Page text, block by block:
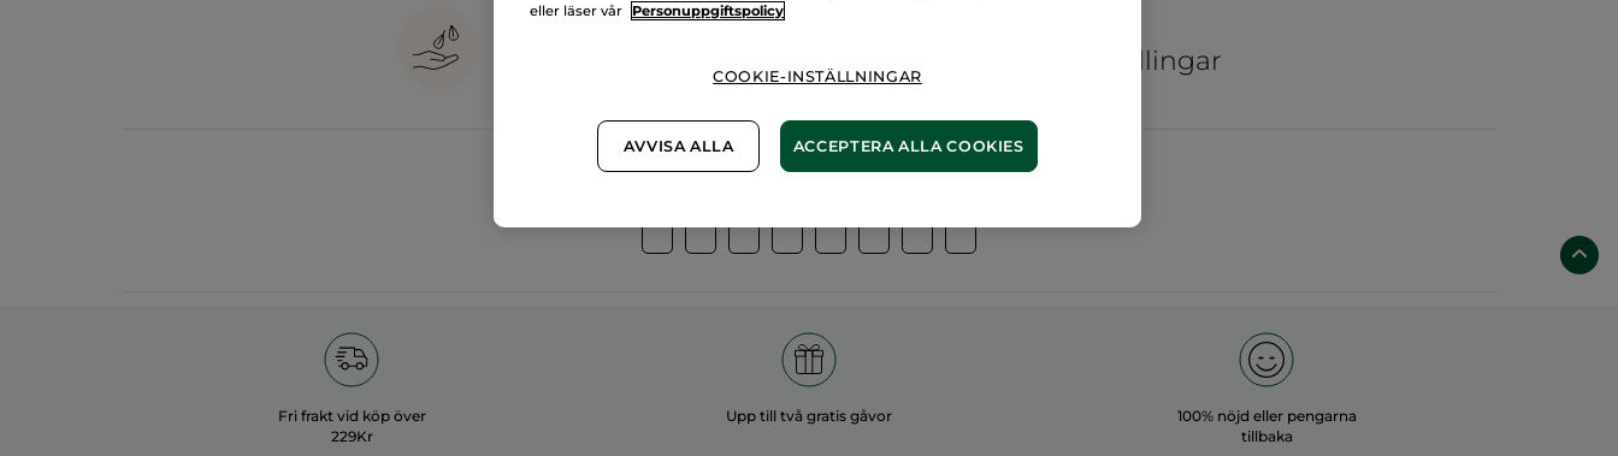
vegetabiliska
ekologiska odlingar
Övriga kategorier
Fri frakt vid köp över
229Kr
Upp till två gratis gåvor
100% nöjd eller pengarna
tillbaka
eller läser vår
Personuppgiftspolicy
COOKIE-INSTÄLLNINGAR
AVVISA ALLA ACCEPTERA ALLA COOKIES